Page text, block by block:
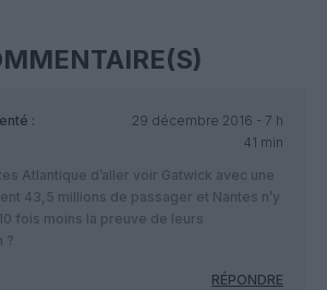
:
29 décembre 2016 - 7 h
41 min
Atlantique d’aller voir Gatwick avec une
43,5 millions de passager et Nantes n’y
fois moins la preuve de leurs
?
RÉPONDRE